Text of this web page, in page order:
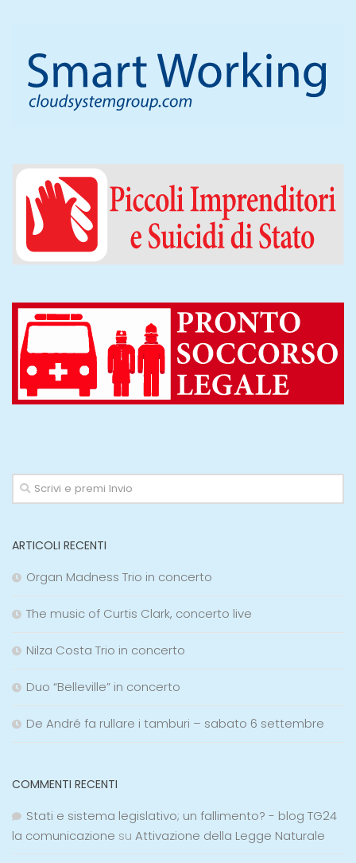
ARTICOLI RECENTI
Organ Madness Trio in concerto
The music of Curtis Clark, concerto live
Nilza Costa Trio in concerto
Duo “Belleville” in concerto
De André fa rullare i tamburi – sabato 6 settembre
COMMENTI RECENTI
Stati e sistema legislativo; un fallimento? - blog TG24
la comunicazione su Attivazione della Legge Naturale